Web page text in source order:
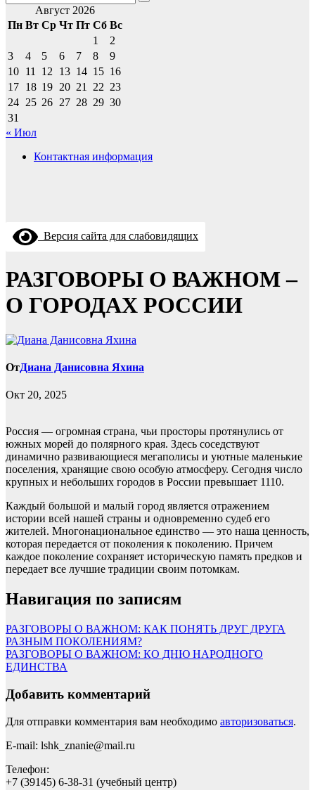
Август 2026
Пн Вт Ср Чт Пт Сб Вс
1
2
3
4 5 6 7 8
9
10 11 12 13 14 15 16
17 18 19 20 21 22 23
24 25 26 27 28 29 30
31
« Июл
Контактная информация
Версия сайта для слабовидящих
РАЗГОВОРЫ О ВАЖНОМ –
О ГОРОДАХ РОССИИ
ОтДиана Данисовна Яхина
Окт 20, 2025
Россия — огромная страна, чьи просторы протянулись от
южных морей до полярного края. Здесь соседствуют
динамично развивающиеся мегаполисы и уютные маленькие
поселения, хранящие свою особую атмосферу. Сегодня число
крупных и небольших городов в России превышает 1110.
Каждый большой и малый город является отражением
истории всей нашей страны и одновременно судеб его
жителей. Многонациональное единство — это наша ценность,
которая передается от поколения к поколению. Причем
каждое поколение сохраняет историческую память предков и
передает все лучшие традиции своим потомкам.
Навигация по записям
РАЗГОВОРЫ О ВАЖНОМ: КАК ПОНЯТЬ ДРУГ ДРУГА
РАЗНЫМ ПОКОЛЕНИЯМ?
РАЗГОВОРЫ О ВАЖНОМ: КО ДНЮ НАРОДНОГО
ЕДИНСТВА
Добавить комментарий
Для отправки комментария вам необходимо авторизоваться.
E-mail: lshk_znanie@mail.ru
Телефон:
+7 (39145) 6-38-31 (учебный центр)